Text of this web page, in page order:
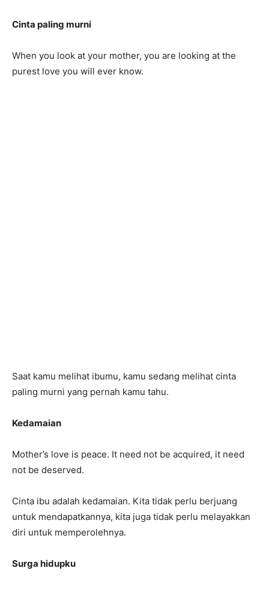
Cinta paling murni
When you look at your mother, you are looking at the
purest love you will ever know.
Saat kamu melihat ibumu, kamu sedang melihat cinta
paling murni yang pernah kamu tahu.
Kedamaian
Mother’s love is peace. It need not be acquired, it need
not be deserved.
Cinta ibu adalah kedamaian. Kita tidak perlu berjuang
untuk mendapatkannya, kita juga tidak perlu melayakkan
diri untuk memperolehnya.
Surga hidupku